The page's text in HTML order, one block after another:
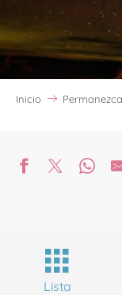
Inicio
Lista